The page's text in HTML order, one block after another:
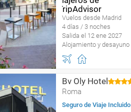
Vuelos desde Madrid
4 días / 3 noches
Salida el 12 ene 2027
Alojamiento y desayuno
Bv Oly Hotel
Roma
Seguro de Viaje Incluido